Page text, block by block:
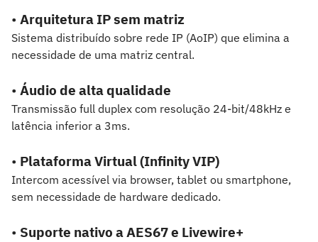
• Arquitetura IP sem matriz
Sistema distribuído sobre rede IP (AoIP) que elimina a
necessidade de uma matriz central.
• Áudio de alta qualidade
Transmissão full duplex com resolução 24-bit/48kHz e
latência inferior a 3ms.
• Plataforma Virtual (Infinity VIP)
Intercom acessível via browser, tablet ou smartphone,
sem necessidade de hardware dedicado.
• Suporte nativo a AES67 e Livewire+